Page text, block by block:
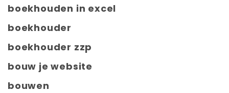
boekhouden in excel
boekhouder
boekhouder zzp
bouw je website
bouwen